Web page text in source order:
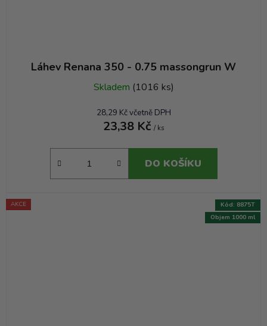
Láhev Renana 350 - 0.75 massongrun W
Skladem (1016 ks)
28,29 Kč včetně DPH
23,38 Kč / ks
DO KOŠÍKU
AKCE
Objem 1000 ml
Kód: 8875T